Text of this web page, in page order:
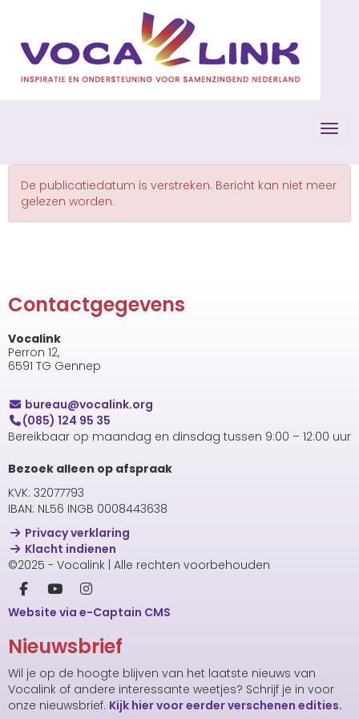
De publicatiedatum is verstreken. Bericht kan niet meer
gelezen worden.
Contactgegevens
Vocalink
Perron 12,
6591 TG Gennep
uaerub@vocalink.org
(085) 124 95 35
Bereikbaar op maandag en dinsdag tussen 9:00 – 12:00 uur
Bezoek alleen op afspraak
KVK: 32077793
IBAN: NL56 INGB 0008443638
Privacy verklaring
Klacht indienen
©2025 - Vocalink | Alle rechten voorbehouden
Website via e-Captain CMS
Nieuwsbrief
Wil je op de hoogte blijven van het laatste nieuws van
Vocalink of andere interessante weetjes? Schrijf je in voor
onze nieuwsbrief. Kijk hier voor eerder verschenen edities.